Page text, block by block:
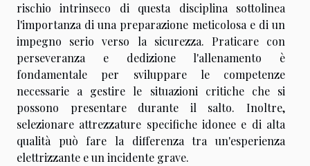
rischio intrinseco di questa disciplina sottolinea
l'importanza di una preparazione meticolosa e di un
impegno serio verso la sicurezza. Praticare con
perseveranza e dedizione l'allenamento è
fondamentale per sviluppare le competenze
necessarie a gestire le situazioni critiche che si
possono presentare durante il salto. Inoltre,
selezionare attrezzature specifiche idonee e di alta
qualità può fare la differenza tra un'esperienza
elettrizzante e un incidente grave.